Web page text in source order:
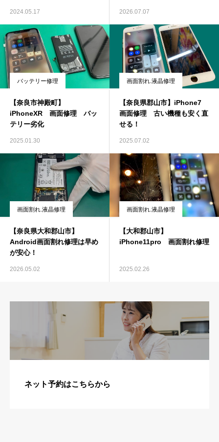
2024.05.17 2026.07.07
バッテリー修理
【奈良市神殿町】
iPhoneXR 画面修理 バッ
テリー劣化
2025.01.30
画面割れ.液晶修理
【奈良県郡山市】iPhone7
画面修理 古い機種も安く直
せる！
2025.07.02
画面割れ.液晶修理
【奈良県大和郡山市】
Android画面割れ修理は早め
が安心！
2026.05.02
画面割れ.液晶修理
【大和郡山市】
iPhone11pro 画面割れ修理
2025.02.26
ネット予約はこちらから